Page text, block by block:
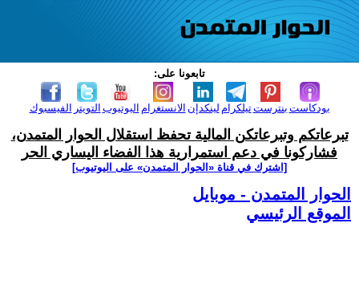
تابعونا على:
الفيسبوك التويتر اليوتيوب الانستغرام لينكدإن تيلكرامبنترست بودكاست
تبرعاتكم وتبرعاتكن المالية تحفظ استقلال الحوار المتمدن،
فشاركونا في دعم استمرارية هذا الفضاء اليساري الحر
[اشترك في قناة ‫«الحوار المتمدن» على اليوتيوب]
الحوار المتمدن - موبايل
الموقع الرئيسي